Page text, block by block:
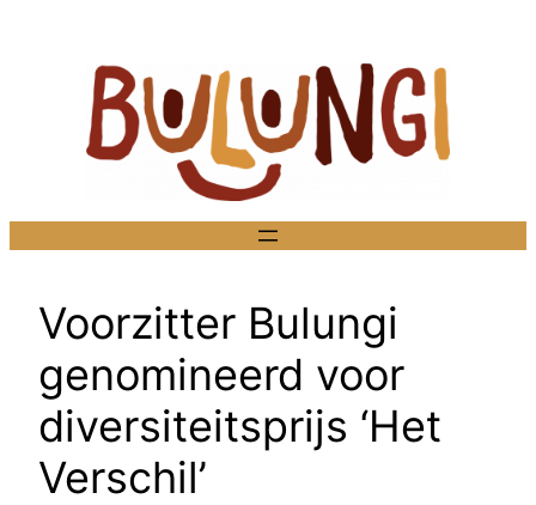
Voorzitter Bulungi
genomineerd voor
diversiteitsprijs ‘Het
Verschil’